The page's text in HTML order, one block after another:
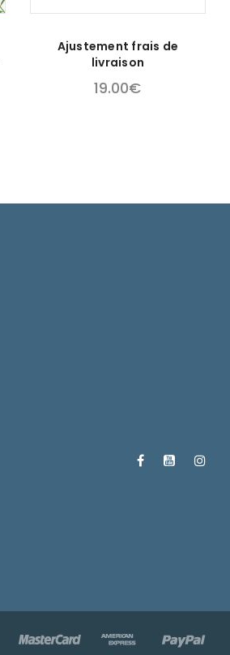
Ajustement frais de
livraison
19.00€